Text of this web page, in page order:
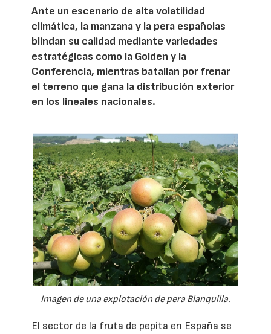
Ante un escenario de alta volatilidad
climática, la manzana y la pera españolas
blindan su calidad mediante variedades
estratégicas como la Golden y la
Conferencia, mientras batallan por frenar
el terreno que gana la distribución exterior
en los lineales nacionales.
Imagen de una explotación de pera Blanquilla.
El sector de la fruta de pepita en España se